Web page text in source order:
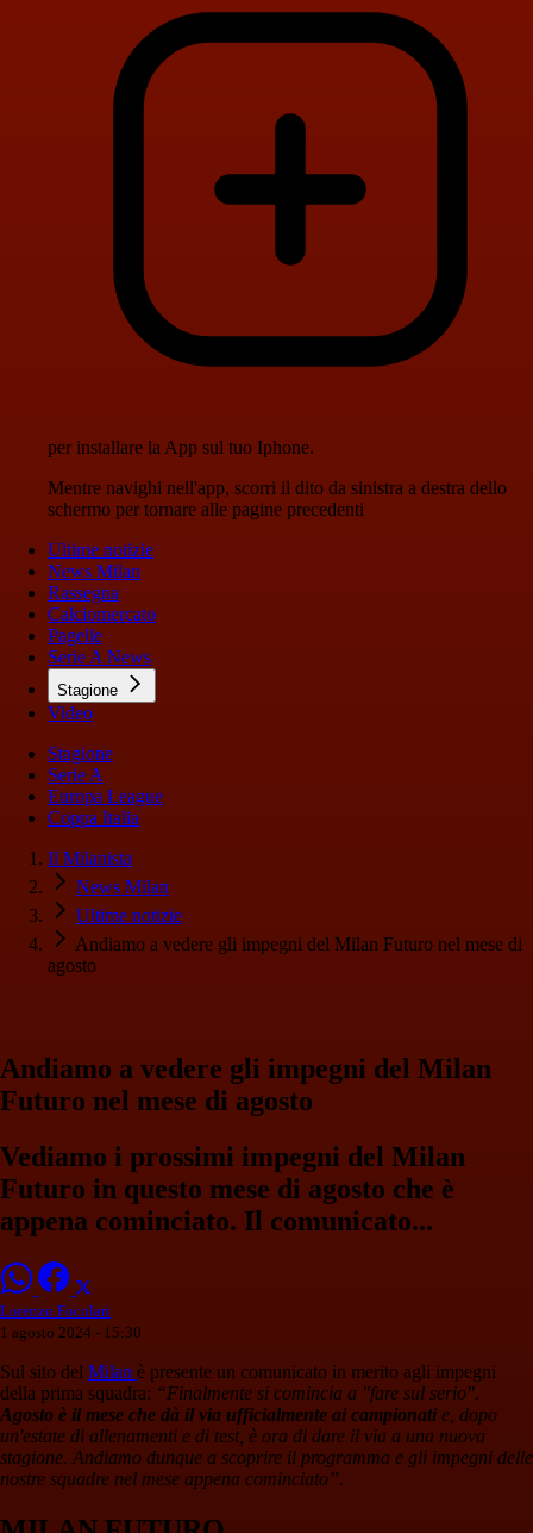
per installare la App sul tuo Iphone.
Mentre navighi nell'app, scorri il dito da sinistra a destra dello
schermo per tornare alle pagine precedenti
Ultime notizie
News Milan
Rassegna
Calciomercato
Pagelle
Serie A News
Stagione
Video
Stagione
Serie A
Europa League
Coppa Italia
Il Milanista
News Milan
Ultime notizie
Andiamo a vedere gli impegni del Milan Futuro nel mese di
agosto
Andiamo a vedere gli impegni del Milan
Futuro nel mese di agosto
Vediamo i prossimi impegni del Milan
Futuro in questo mese di agosto che è
appena cominciato. Il comunicato...
Lorenzo Focolari
1 agosto 2024 - 15:30
Sul sito del Milan è presente un comunicato in merito agli impegni
della prima squadra: “Finalmente si comincia a "fare sul serio".
Agosto è il mese che dà il via ufficialmente ai campionati e, dopo
un'estate di allenamenti e di test, è ora di dare il via a una nuova
stagione. Andiamo dunque a scoprire il programma e gli impegni delle
nostre squadre nel mese appena cominciato”.